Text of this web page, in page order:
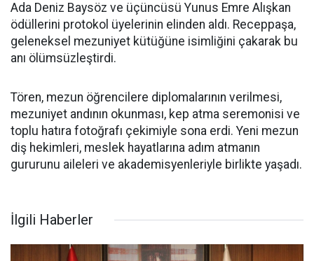
Ada Deniz Baysöz ve üçüncüsü Yunus Emre Alışkan
ödüllerini protokol üyelerinin elinden aldı. Receppaşa,
geleneksel mezuniyet kütüğüne isimliğini çakarak bu
anı ölümsüzleştirdi.
Tören, mezun öğrencilere diplomalarının verilmesi,
mezuniyet andının okunması, kep atma seremonisi ve
toplu hatıra fotoğrafı çekimiyle sona erdi. Yeni mezun
diş hekimleri, meslek hayatlarına adım atmanın
gururunu aileleri ve akademisyenleriyle birlikte yaşadı.
İlgili Haberler